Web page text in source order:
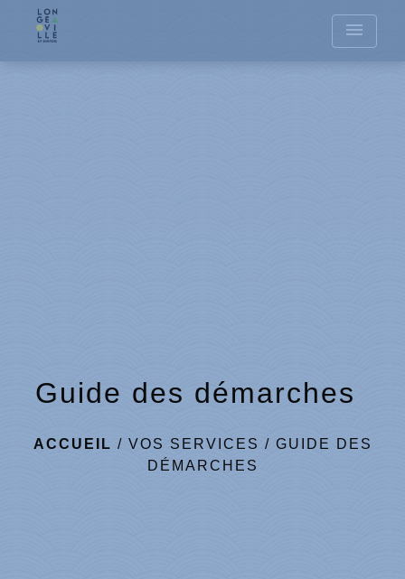
menu
Guide des démarches
ACCUEIL / VOS SERVICES / GUIDE DES
DÉMARCHES